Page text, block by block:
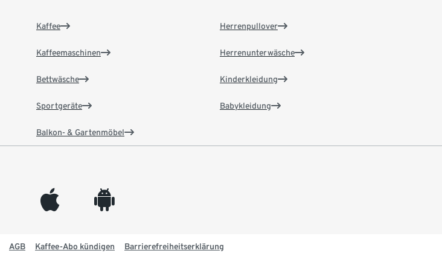
Kaffee
Kaffeemaschinen
Bettwäsche
Sportgeräte
Balkon- & Gartenmöbel
Herrenpullover
Herrenunterwäsche
Kinderkleidung
Babykleidung
appleinc android
AGB Kaffee-Abo kündigen Barrierefreiheitserklärung